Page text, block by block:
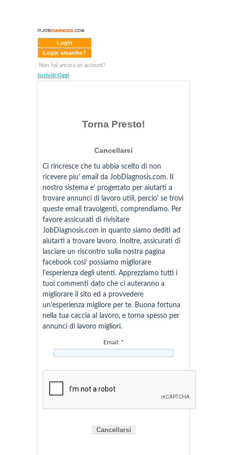
Login smarrito?
Non hai ancora un account?
Iscriviti Oggi
Torna Presto!
Cancellarsi
Ci rincresce che tu abbia scelto di non
ricevere piu' email da JobDiagnosis.com. Il
nostro sistema e' progettato per aiutarti a
trovare annunci di lavoro utili, percio' se trovi
queste email travolgenti, comprendiamo. Per
favore assicurati di rivisitare
JobDiagnosis.com in quanto siamo dediti ad
aiutarti a trovare lavoro. Inoltre, assicurati di
lasciare un riscontro sulla nostra pagina
facebook cosi' possiamo migliorare
l'esperienza degli utenti. Apprezziamo tutti i
tuoi commenti dato che ci auteranno a
migliorare il sito ed a provvedere
un'esperienza migliore per te. Buona fortuna
nella tua caccia al lavoro, e torna spesso per
annunci di lavoro migliori.
Email: *